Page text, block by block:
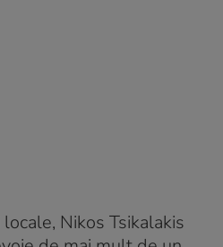
Nikos Tsikalakis